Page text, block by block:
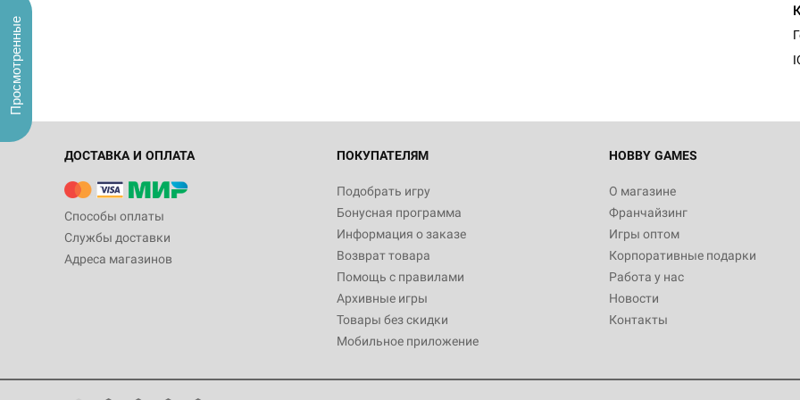
ДОСТАВКА И ОПЛАТА
Способы оплаты
Службы доставки
Адреса магазинов
ПОКУПАТЕЛЯМ
Подобрать игру
Бонусная программа
Информация о заказе
Возврат товара
Помощь с правилами
Архивные игры
Товары без скидки
Мобильное приложение
HOBBY GAMES
О магазине
Франчайзинг
Игры оптом
Корпоративные подарки
Работа у нас
Новости
Контакты
Просмотренные
Белая смерть
12 990
Настольная игра Hobby
3 490